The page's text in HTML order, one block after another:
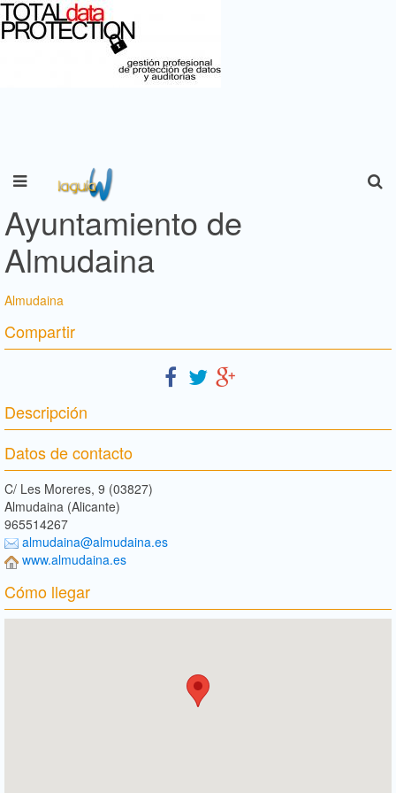
Ayuntamiento de
Almudaina
Almudaina
Compartir
Descripción
Datos de contacto
C/ Les Moreres, 9 (03827)
Almudaina (Alicante)
965514267
almudaina@almudaina.es
www.almudaina.es
Cómo llegar